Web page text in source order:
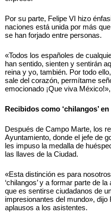
Por su parte, Felipe VI hizo
naciones está unida por más
se han forjado entre personas.
«Todos los españoles de
han sentido, sienten y sentirán
reina y yo, también. Por todo
sale del corazón, permítame
emocionado ¡Que viva
Recibidos como ‘chilangos’
Después de Campo Marte, los
Ayuntamiento, donde el jefe de
les impuso la medalla de
las llaves de la Ciudad.
«Esta distinción es para
‘chilangos’ y a formar parte de
que es sentirse ciudadanos de
impresionantes del mundo»,
aplausos a los asistentes.